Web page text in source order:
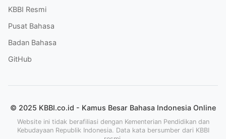
KBBI Resmi
Pusat Bahasa
Badan Bahasa
GitHub
© 2025 KBBI.co.id - Kamus Besar Bahasa Indonesia Online
Website ini tidak berafiliasi dengan Kementerian Pendidikan dan
Kebudayaan Republik Indonesia. Data kata bersumber dari KBBI